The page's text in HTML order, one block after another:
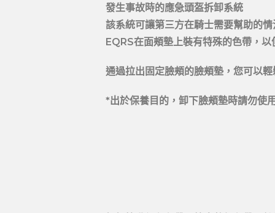
發生事故時的應急頭盔拆卸系統
該系統可讓第三方在騎士需要幫助的
EQRS在面頰墊上裝有特殊的色帶，
通過拉出固定臉頰的臉頰墊，您可以
*出於保養目的，卸下臉頰墊時請勿使